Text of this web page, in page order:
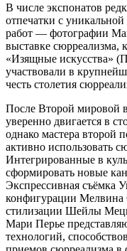
В числе экспонатов
отпечатки с
работ — фотографии
выставке сюрреализма,
«Изящные искусства»
участвовали в
честь столетия
После Второй мировой
уверенно двигается в
однако мастера
активно использовать
Интегрированные в
сформировать новые
Экспрессивная съёмка
конфигурации Мелвина
стилизации Шейлы
Мари Перье
технологий,